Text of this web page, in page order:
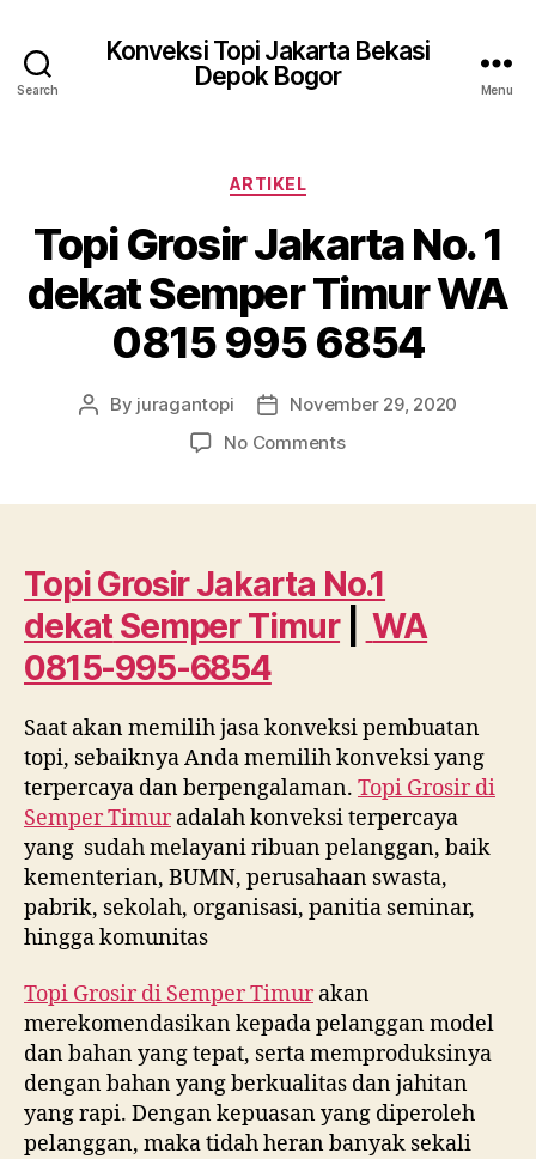
Search
Konveksi Topi Jakarta Bekasi
Depok Bogor
Menu
Categories
ARTIKEL
Topi Grosir Jakarta No. 1
dekat Semper Timur WA
0815 995 6854
Post
By juragantopi
PostNovember 29, 2020
No Commentson
1
dekat
Semper
Timur
995
6854
Topi Grosir Jakarta No.1
dekat Semper Timur|
WA
0815-995-6854
Saat akan memilih jasa konveksi pembuatan
topi, sebaiknya Anda memilih konveksi yang
terpercaya dan berpengalaman. Topi Grosir di
Semper Timuradalah konveksi terpercaya
yang sudah melayani ribuan pelanggan, baik
kementerian, BUMN, perusahaan swasta,
pabrik, sekolah, organisasi, panitia seminar,
hingga komunitas
Topi Grosir di Semper Timurakan
merekomendasikan kepada pelanggan model
dan bahan yang tepat, serta memproduksinya
dengan bahan yang berkualitas dan jahitan
yang rapi. Dengan kepuasan yang diperoleh
pelanggan, maka tidah heran banyak sekali